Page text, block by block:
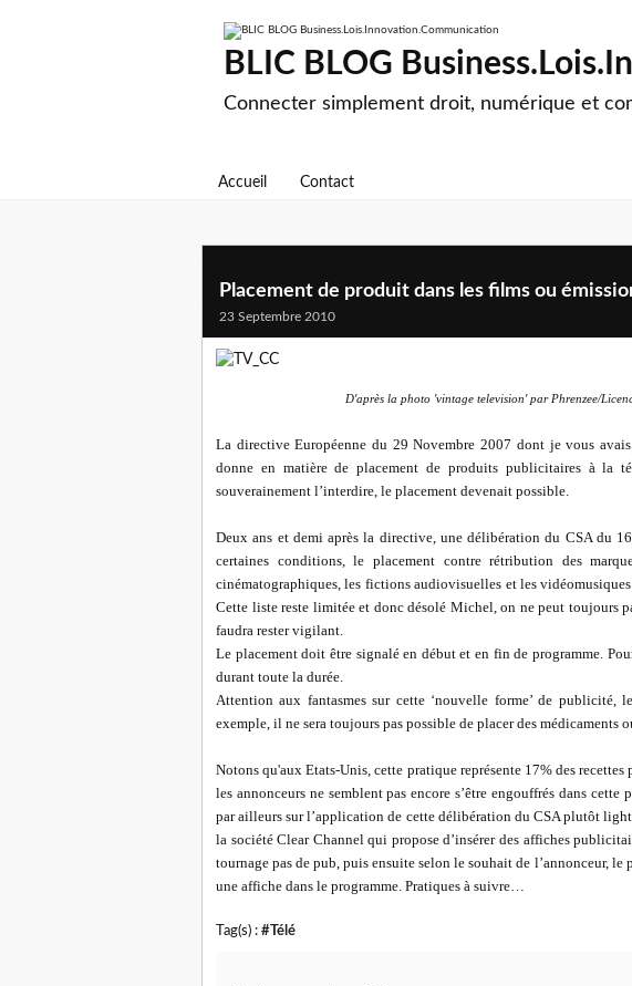
BLIC BLOG
Connecter simplement droit, numérique et
Accueil Contact
Placement de produit dans les films ou
23 Septembre 2010
D'après la photo 'vintage television' par Phrenzee/
La directive Européenne du 29 Novembre 2007 dont je vous avais
donne en matière de placement de produits publicitaires à la
souverainement l’interdire, le placement devenait possible.
Deux ans et demi après la directive, une délibération du CSA du
certaines conditions, le placement contre rétribution des
cinématographiques, les fictions audiovisuelles et les
Cette liste reste limitée et donc désolé Michel, on ne peut toujours
faudra rester vigilant.
Le placement doit être signalé en début et en fin de programme.
durant toute la durée.
Attention aux fantasmes sur cette ‘nouvelle forme’ de publicité,
exemple, il ne sera toujours pas possible de placer des médicaments
Notons qu'aux Etats-Unis, cette pratique représente 17% des
les annonceurs ne semblent pas encore s’être engouffrés dans cette
par ailleurs sur l’application de cette délibération du CSA plutôt
la société Clear Channel qui propose d’insérer des affiches
tournage pas de pub, puis ensuite selon le souhait de l’annonceur,
une affiche dans le programme. Pratiques à suivre…
Tag(s) : #Télé